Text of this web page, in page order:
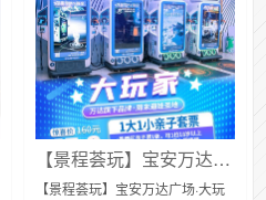
【景程荟玩】宝安万达广场·大玩家周末节假日可用！超长使用日期！45.8元抢160元大玩家『1大1小亲子套餐』
【景程荟玩】宝安万达广场·大玩